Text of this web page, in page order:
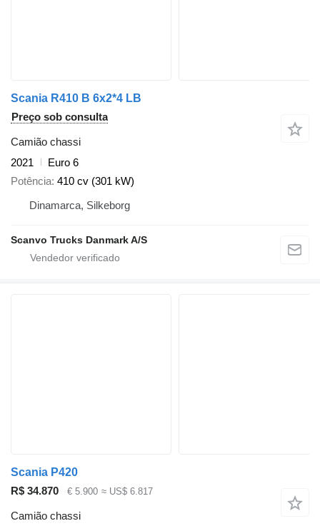
Scania R410 B 6x2*4 LB
Preço sob consulta
Camião chassi
2021
Euro 6
Potência 410 cv (301 kW)
Dinamarca, Silkeborg
Scanvo Trucks Danmark A/S
Scania P420
R$ 34.870
€ 5.900 ≈ US$ 6.817
Camião chassi